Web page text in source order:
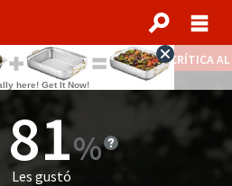
NOTICIAS DESTACADAS CRÍTICA
81
Les gustó